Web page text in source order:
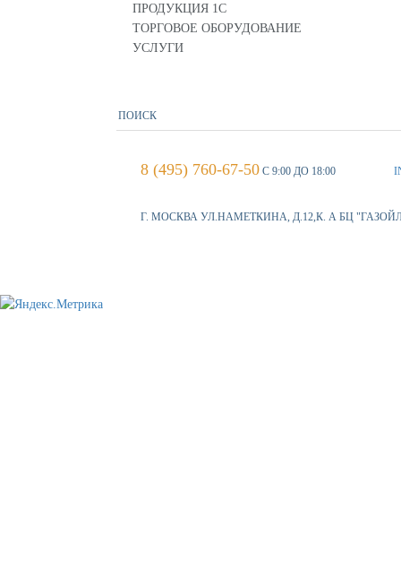
ПРОДУКЦИЯ 1С
ТОРГОВОЕ ОБОРУДОВАНИЕ
УСЛУГИ
8 (495) 760-67-50 С 9:00 ДО 18:00
Г. МОСКВА УЛ.НАМЕТКИНА, Д.12,К. А БЦ